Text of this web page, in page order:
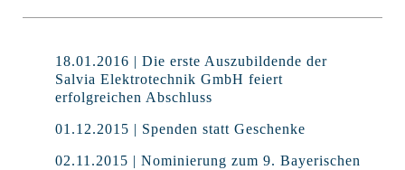
18.01.2016 | Die erste Auszubildende der
Salvia Elektrotechnik GmbH feiert
erfolgreichen Abschluss
01.12.2015 | Spenden statt Geschenke
02.11.2015 | Nominierung zum 9. Bayerischen